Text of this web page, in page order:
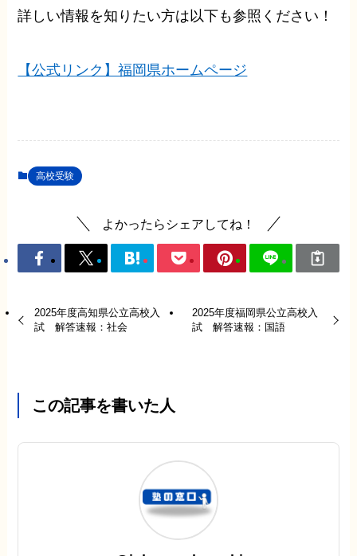
詳しい情報を知りたい方は以下も参照ください！
【公式リンク】福岡県ホームページ
高校受験
よかったらシェアしてね！
2025年度高知県公立高校入
試 解答速報：社会
2025年度福岡県公立高校入
試 解答速報：国語
この記事を書いた人